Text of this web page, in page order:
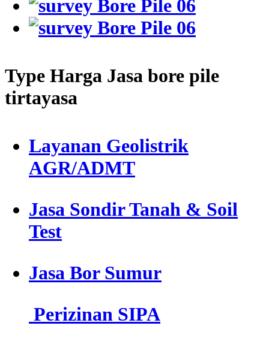
Type Harga Jasa bore pile
tirtayasa
Layanan Geolistrik
AGR/ADMT
Jasa Sondir Tanah & Soil
Test
Jasa Bor Sumur
Perizinan SIPA